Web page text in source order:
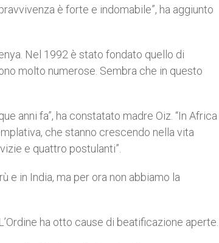
è forte e indomabile”, ha aggiunto
Nel 1992 è stato fondato quello di
molto numerose. Sembra che in questo
anni fa”, ha constatato madre Oiz. “In Africa
che stanno crescendo nella vita
e quattro postulanti”.
e in India, ma per ora non abbiamo la
ha otto cause di beatificazione aperte.